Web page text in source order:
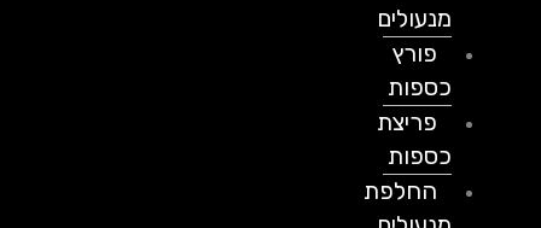
מנעולים
פורץ
כספות
פריצת
כספות
החלפת